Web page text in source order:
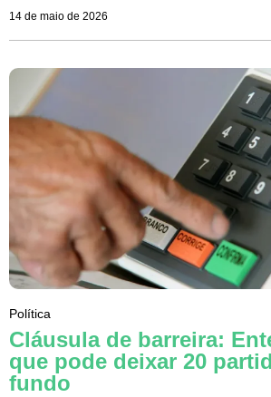
14 de maio de 2026
Política
Cláusula de barreira:
que pode deixar 20
fundo